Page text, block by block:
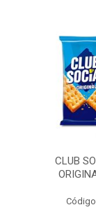
CLUB